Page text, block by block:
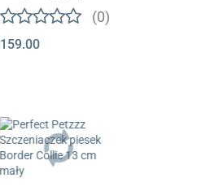
na legowisku |
Dalmatyńczyk
(0)
159.00